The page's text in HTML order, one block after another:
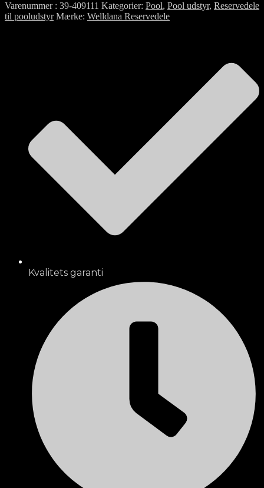
Varenummer 39-409111 Kategorier Pool, Pool udstyr, Reservedele
til pooludstyr Mærke Welldana Reservedele
Kvalitets garanti